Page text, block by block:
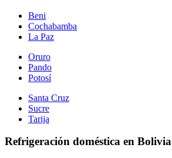
Beni
Cochabamba
La Paz
Oruro
Pando
Potosí
Santa Cruz
Sucre
Tarija
Refrigeración doméstica en Bolivia